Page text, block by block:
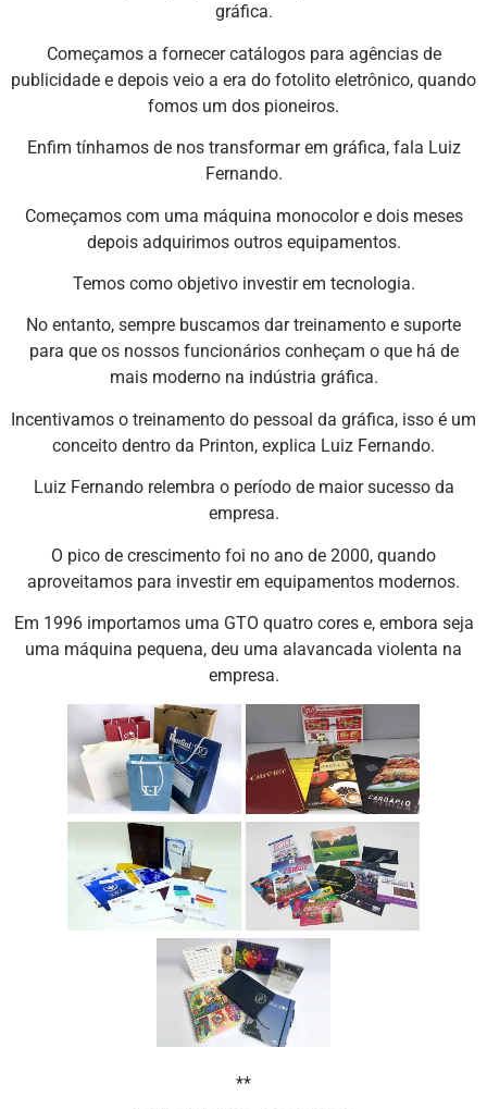
gráfica.
Começamos a fornecer catálogos para agências de
publicidade e depois veio a era do fotolito eletrônico, quando
fomos um dos pioneiros.
Enfim tínhamos de nos transformar em gráfica, fala Luiz
Fernando.
Começamos com uma máquina monocolor e dois meses
depois adquirimos outros equipamentos.
Temos como objetivo investir em tecnologia.
No entanto, sempre buscamos dar treinamento e suporte
para que os nossos funcionários conheçam o que há de
mais moderno na indústria gráfica.
Incentivamos o treinamento do pessoal da gráfica, isso é um
conceito dentro da Printon, explica Luiz Fernando.
Luiz Fernando relembra o período de maior sucesso da
empresa.
O pico de crescimento foi no ano de 2000, quando
aproveitamos para investir em equipamentos modernos.
Em 1996 importamos uma GTO quatro cores e, embora seja
uma máquina pequena, deu uma alavancada violenta na
empresa.
**